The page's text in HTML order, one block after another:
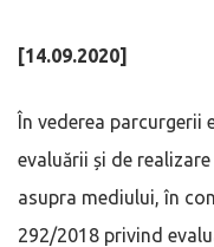
[14.09.2020]
În vederea parcurgerii
evaluării și de
asupra mediului, în
292/2018 privind